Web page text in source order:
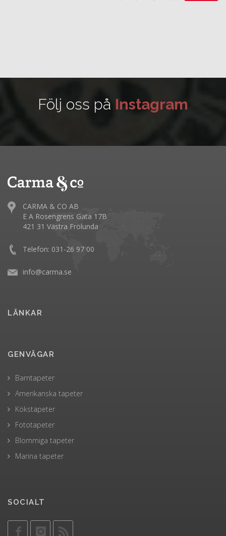
Följ oss på Instagram
CARMA & CO AB
E A Rosengrens Gata 17B
421 31 Västra Frölunda
Telefon: 031-26 97 00
info@carma.se
LÄNKAR
GENVÄGAR
Barntapeter
Amerikanska tapeter
Kökstapeter
Fototapeter
Blommiga tapeter
Marina tapeter
SOCIALT